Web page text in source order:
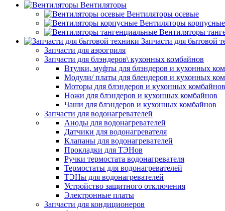
Вентиляторы
Вентиляторы осевые
Вентиляторы корпусные
Вентиляторы
Запчасти для бытовой
Запчасти для аэрогриля
Запчасти для блэндеров\ кухонных комбайнов
Втулки, муфты для блэндеров и кухонных
Модули/ платы для блендеров и кухонных
Моторы для блэндеров и кухонных комбайнов
Ножи для блэндеров и кухонных комбайнов
Чаши для блэндеров и кухонных комбайнов
Запчасти для водонагревателей
Аноды для водонагревателей
Датчики для водонагревателя
Клапаны для водонагревателей
Прокладки для ТЭНов
Ручки термостата водонагревателя
Термостаты для водонагревателей
ТЭНы для водонагревателей
Устройство защитного отключения
Электронные платы
Запчасти для кондиционеров